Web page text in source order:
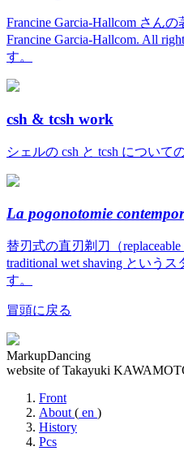
Francine Garcia-Hallcom さん
Francine Garcia-Hallcom. All
す。
csh & tcsh work
シェルの csh と tcsh について
La pogonotomie
替刃式の直刃剃刀（
traditional wet shaving という
す。
冒頭に戻る
MarkupDancing
website of Takayuki
Front
About ( en )
History
Pcs